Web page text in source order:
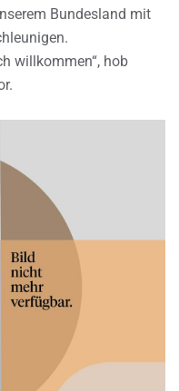
Bundesland mit
willkommen“, hob